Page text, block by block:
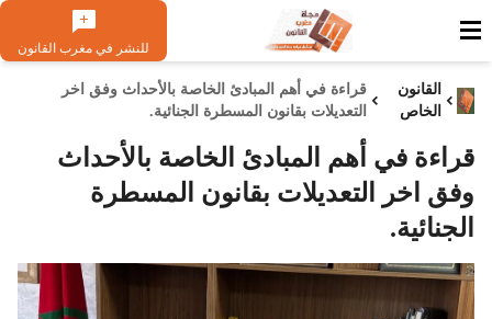
للنشر في مغرب القانون
القانون
الخاص
قراءة في أهم المبادئ الخاصة بالأحداث وفق اخر
التعديلات بقانون المسطرة الجنائية.
قراءة في أهم المبادئ الخاصة بالأحداث
وفق اخر التعديلات بقانون المسطرة
الجنائية.